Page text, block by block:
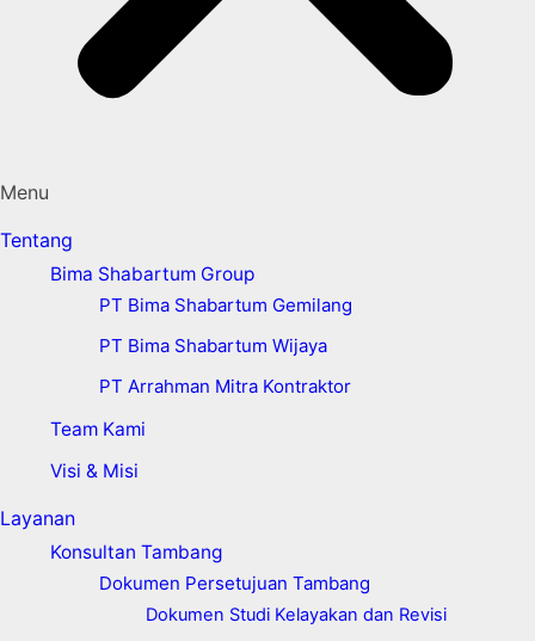
Menu
Tentang
Bima Shabartum Group
PT Bima Shabartum Gemilang
PT Bima Shabartum Wijaya
PT Arrahman Mitra Kontraktor
Team Kami
Visi & Misi
Layanan
Konsultan Tambang
Dokumen Persetujuan Tambang
Dokumen Studi Kelayakan dan Revisi